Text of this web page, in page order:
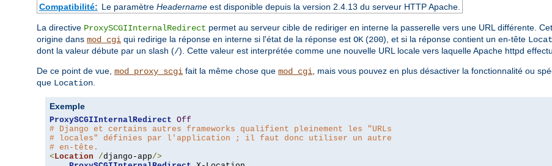
Compatibilité: Le paramètre Headernameest disponible depuis la version 2.4.13 du serveur HTTP Apache.
La directive ProxySCGIInternalRedirect permet au serveur cible de rediriger en interne la passerelle vers une URL différente.
origine dans mod_cgi qui redirige la réponse en interne si l'état de la réponse est OK (200), et si la réponse contient un en-tête
dont la valeur débute par un slash (/). Cette valeur est interprétée comme une nouvelle URL locale vers laquelle Apache httpd
De ce point de vue, mod_proxy_scgi fait la même chose que mod_cgi , mais vous pouvez en plus désactiver la fonctionnalité ou
que Location
Exemple
ProxySCGIInternalRedirect Off
# Django et certains autres frameworks qualifient pleinement les "URLs
# locales" définies par l'application ; il faut donc utiliser un autre
# en-tête.
<Location /django-app/>